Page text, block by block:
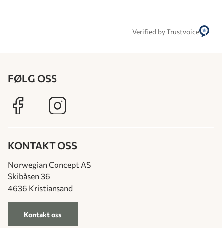
Verified by Trustvoice
FØLG OSS
KONTAKT OSS
Norwegian Concept AS
Skibåsen 36
4636 Kristiansand
Kontakt oss